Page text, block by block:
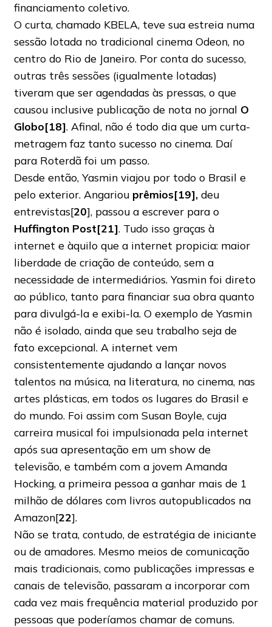
financiamento coletivo.
O curta, chamado KBELA, teve sua estreia numa
sessão lotada no tradicional cinema Odeon, no
centro do Rio de Janeiro. Por conta do sucesso,
outras três sessões (igualmente lotadas)
tiveram que ser agendadas às pressas, o que
causou inclusive publicação de nota no jornal O
Globo[18]. Afinal, não é todo dia que um curta-
metragem faz tanto sucesso no cinema. Daí
para Roterdã foi um passo.
Desde então, Yasmin viajou por todo o Brasil e
pelo exterior. Angariou prêmios[19],deu
entrevistas[20], passou a escrever para o
Huffington Post[21]. Tudo isso graças à
internet e àquilo que a internet propicia: maior
liberdade de criação de conteúdo, sem a
necessidade de intermediários. Yasmin foi direto
ao público, tanto para financiar sua obra quanto
para divulgá-la e exibi-la. O exemplo de Yasmin
não é isolado, ainda que seu trabalho seja de
fato excepcional. A internet vem
consistentemente ajudando a lançar novos
talentos na música, na literatura, no cinema, nas
artes plásticas, em todos os lugares do Brasil e
do mundo. Foi assim com Susan Boyle, cuja
carreira musical foi impulsionada pela internet
após sua apresentação em um show de
televisão, e também com a jovem Amanda
Hocking, a primeira pessoa a ganhar mais de 1
milhão de dólares com livros autopublicados na
Amazon[22].
Não se trata, contudo, de estratégia de iniciante
ou de amadores. Mesmo meios de comunicação
mais tradicionais, como publicações impressas e
canais de televisão, passaram a incorporar com
cada vez mais frequência material produzido por
pessoas que poderíamos chamar de comuns.